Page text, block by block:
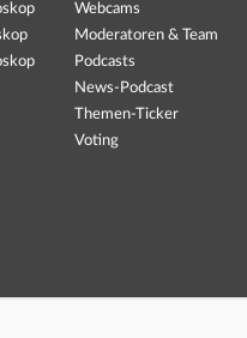
Webcams
Moderatoren & Team
Podcasts
News-Podcast
Themen-Ticker
Voting